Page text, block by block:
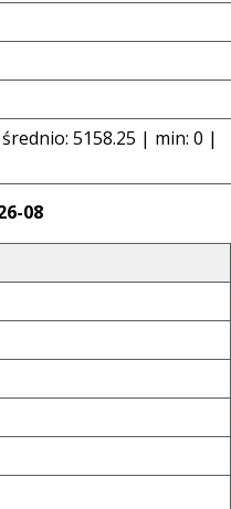
5158.25 | min: 0 |
08